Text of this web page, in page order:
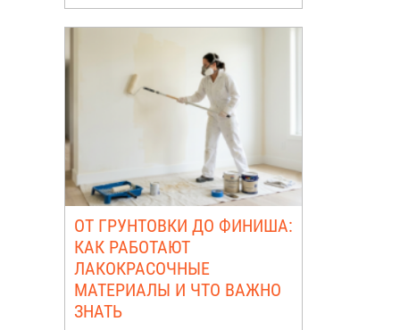
ОТ ГРУНТОВКИ ДО ФИНИША:
КАК РАБОТАЮТ
ЛАКОКРАСОЧНЫЕ
МАТЕРИАЛЫ И ЧТО ВАЖНО
ЗНАТЬ